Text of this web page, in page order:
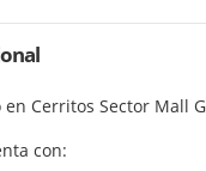
Cerritos Sector Mall
con: